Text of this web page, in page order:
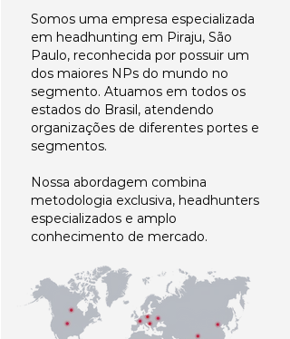
Somos uma empresa especializada
em headhunting em Piraju, São
Paulo, reconhecida por possuir um
dos maiores NPs do mundo no
segmento. Atuamos em todos os
estados do Brasil, atendendo
organizações de diferentes portes e
segmentos.
Nossa abordagem combina
metodologia exclusiva, headhunters
especializados e amplo
conhecimento de mercado.